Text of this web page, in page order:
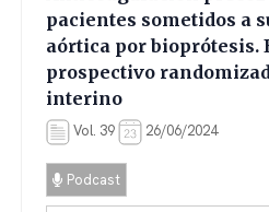
pacientes sometidos a
aórtica por bioprótesis.
prospectivo
interino
Vol. 39 26/06/2024
Podcast